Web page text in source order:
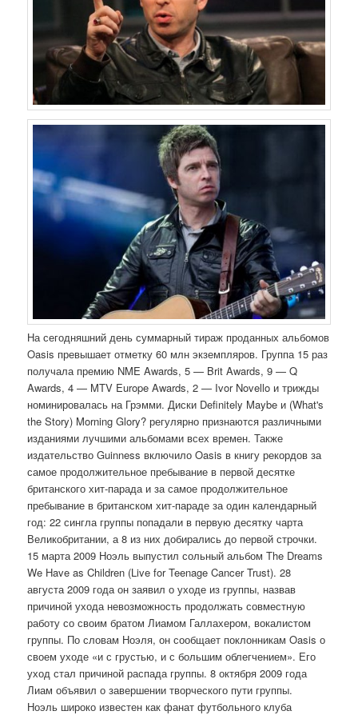
На сегодняшний день суммарный тираж проданных альбомов
Oasis превышает отметку 60 млн экземпляров. Группа 15 раз
получала премию NME Awards, 5 — Brit Awards, 9 — Q
Awards, 4 — MTV Europe Awards, 2 — Ivor Novello и трижды
номинировалась на Грэмми. Диски Definitely Maybe и (What's
the Story) Morning Glory? регулярно признаются различными
изданиями лучшими альбомами всех времен. Также
издательство Guinness включило Oasis в книгу рекордов за
самое продолжительное пребывание в первой десятке
британского хит-парада и за самое продолжительное
пребывание в британском хит-параде за один календарный
год: 22 сингла группы попадали в первую десятку чарта
Великобритании, а 8 из них добирались до первой строчки.
15 марта 2009 Ноэль выпустил сольный альбом The Dreams
We Have as Children (Live for Teenage Cancer Trust). 28
августа 2009 года он заявил о уходе из группы, назвав
причиной ухода невозможность продолжать совместную
работу со своим братом Лиамом Галлахером, вокалистом
группы. По словам Ноэля, он сообщает поклонникам Oasis о
своем уходе «и с грустью, и с большим облегчением». Его
уход стал причиной распада группы. 8 октября 2009 года
Лиам объявил о завершении творческого пути группы.
Ноэль широко известен как фанат футбольного клуба